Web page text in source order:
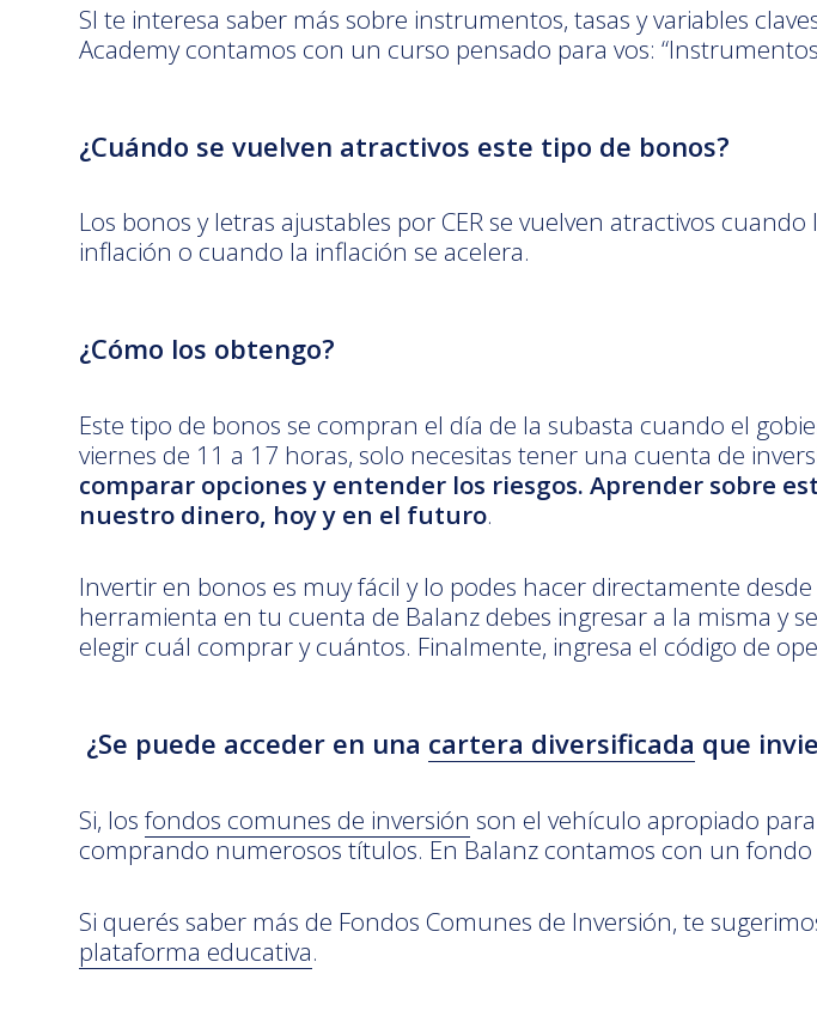
SI te interesa saber más sobre instrumentos, tasas y variables
Academy contamos con un curso pensado para vos:
¿Cuándo se vuelven atractivos este tipo de bonos?
Los bonos y letras ajustables por CER se vuelven atractivos
inflación o cuando la inflación se acelera.
¿Cómo los obtengo?
Este tipo de bonos se compran el día de la subasta cuando el
viernes de 11 a 17 horas, solo necesitas tener una cuenta de
comparar opciones y entender los riesgos. Aprender sobre
nuestro dinero, hoy y en el futuro.
Invertir en bonos es muy fácil y lo podes hacer directamente
herramienta en tu cuenta de Balanz debes ingresar a la misma y
elegir cuál comprar y cuántos. Finalmente, ingresa el código de
¿Se puede acceder en una cartera diversificada que
Si, los fondos comunes de inversión son el vehículo apropiado
comprando numerosos títulos. En Balanz contamos con un
Si querés saber más de Fondos Comunes de Inversión, te
plataforma educativa.